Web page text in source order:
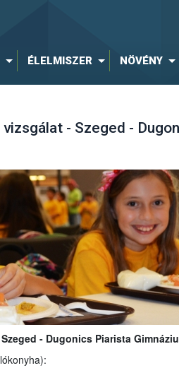
ÉLELMISZER NÖVÉNY
- Szeged -
- Dugonics Piarista